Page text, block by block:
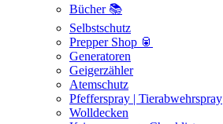
Bücher 📚
Selbstschutz
Prepper Shop 🥫
Generatoren
Geigerzähler
Atemschutz
Pfefferspray | Tierabwehrspray
Wolldecken